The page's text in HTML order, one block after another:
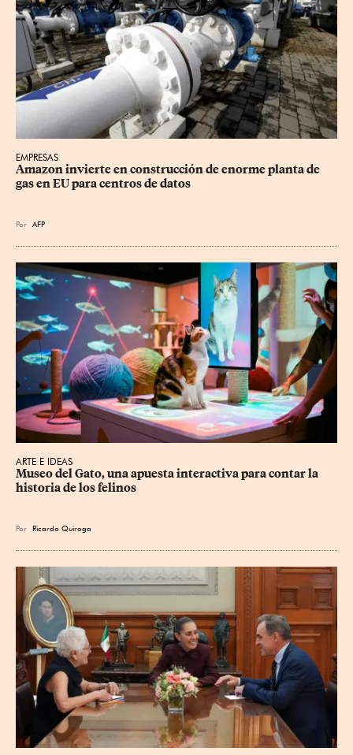
EMPRESAS
Amazon invierte en construcción de enorme planta de
gas en EU para centros de datos
Por AFP
ARTE E IDEAS
Museo del Gato, una apuesta interactiva para contar la
historia de los felinos
Por Ricardo Quiroga